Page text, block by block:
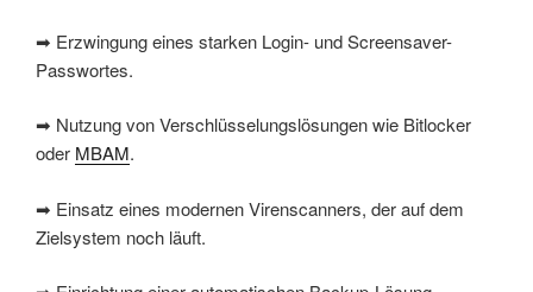
➡ Erzwingung eines starken Login- und Screensaver-
Passwortes.
➡ Nutzung von Verschlüsselungslösungen wie Bitlocker
oder MBAM.
➡ Einsatz eines modernen Virenscanners, der auf dem
Zielsystem noch läuft.